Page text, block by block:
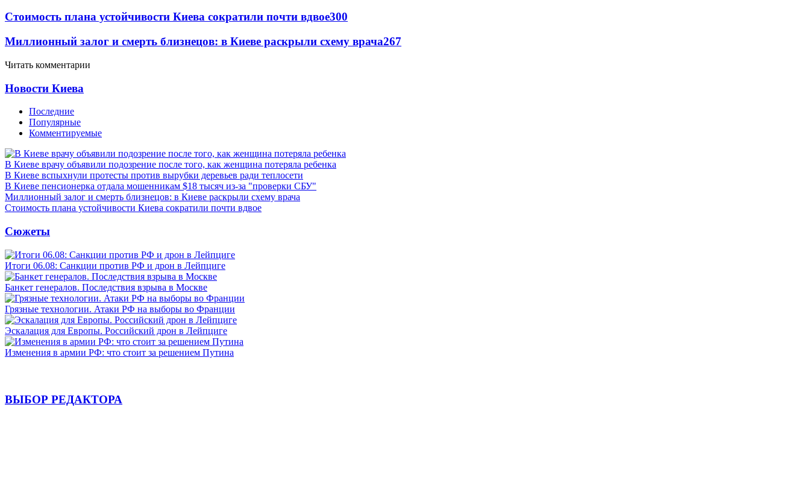
Стоимость плана устойчивости Киева сократили почти вдвое300
Миллионный залог и смерть близнецов: в Киеве раскрыли схему врача267
Читать комментарии
Новости Киева
Последние
Популярные
Комментируемые
В Киеве врачу объявили подозрение после того, как женщина потеряла ребенка
В Киеве вспыхнули протесты против вырубки деревьев ради теплосети
В Киеве пенсионерка отдала мошенникам $18 тысяч из-за "проверки СБУ"
Миллионный залог и смерть близнецов: в Киеве раскрыли схему врача
Стоимость плана устойчивости Киева сократили почти вдвое
Сюжеты
Итоги 06.08: Санкции против РФ и дрон в Лейпциге
Банкет генералов. Последствия взрыва в Москве
Грязные технологии. Атаки РФ на выборы во Франции
Эскалация для Европы. Российский дрон в Лейпциге
Изменения в армии РФ: что стоит за решением Путина
ВЫБОР РЕДАКТОРА